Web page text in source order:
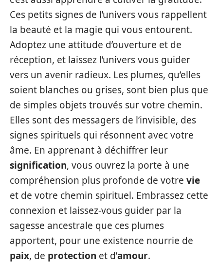
Ces petits signes de l’univers vous rappellent
la beauté et la magie qui vous entourent.
Adoptez une attitude d’ouverture et de
réception, et laissez l’univers vous guider
vers un avenir radieux. Les plumes, qu’elles
soient blanches ou grises, sont bien plus que
de simples objets trouvés sur votre chemin.
Elles sont des messagers de l’invisible, des
signes spirituels qui résonnent avec votre
âme. En apprenant à déchiffrer leur
signification, vous ouvrez la porte à une
compréhension plus profonde de votre vie
et de votre chemin spirituel. Embrassez cette
connexion et laissez-vous guider par la
sagesse ancestrale que ces plumes
apportent, pour une existence nourrie de
paix, de protection et d’amour.